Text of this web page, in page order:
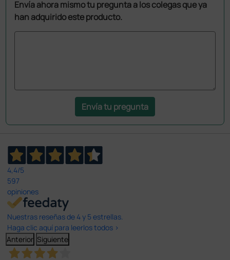
Envía ahora mismo tu pregunta a los colegas que ya
han adquirido este producto.
Envía tu pregunta
4,4/5
597
opiniones
Nuestras reseñas de 4 y 5 estrellas.
Haga clic aquí para leerlos todos >
Anterior Siguiente